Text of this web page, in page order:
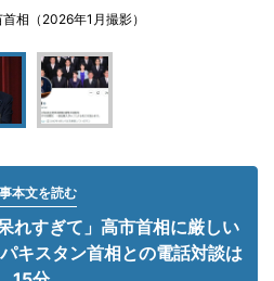
相（2026年1月撮影）
本文を読む
れすぎて」高市首相に厳しい
キスタン首相との電話対談は